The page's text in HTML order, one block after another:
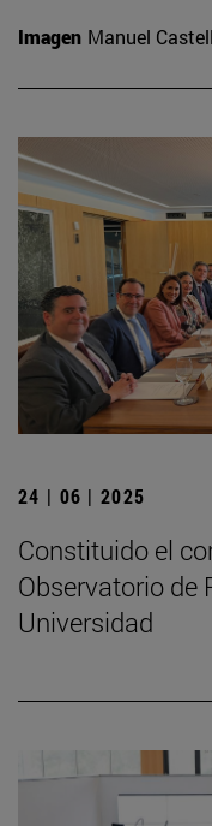
Imagen Manuel
24 | 06 | 2025
Constituido el
Observatorio de
Universidad